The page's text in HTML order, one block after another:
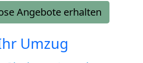
Angebote erhalten
Umzug